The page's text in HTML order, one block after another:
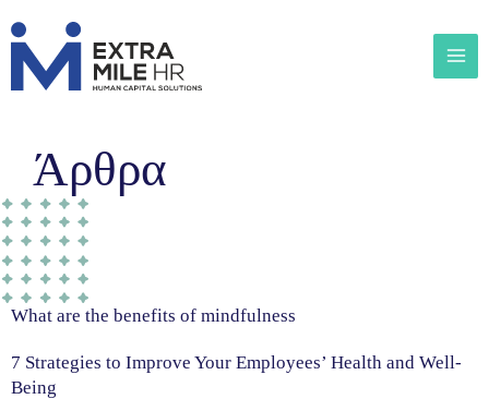
Άρθρα
What are the benefits of mindfulness
7 Strategies to Improve Your Employees’ Health and Well-
Being